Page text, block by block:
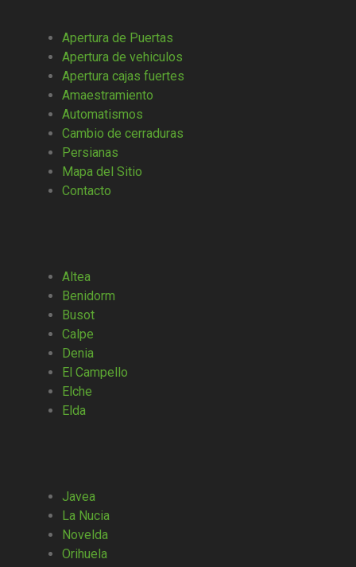
Apertura de Puertas
Apertura de vehiculos
Apertura cajas fuertes
Amaestramiento
Automatismos
Cambio de cerraduras
Persianas
Mapa del Sitio
Contacto
Altea
Benidorm
Busot
Calpe
Denia
El Campello
Elche
Elda
Javea
La Nucia
Novelda
Orihuela